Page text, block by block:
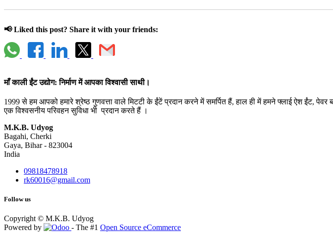
📢 Liked this post? Share it with your friends:
माँ काली ईंट उद्योग: निर्माण में आपका विश्वासी साथी।
1999 से हम आपको हमारे श्रेष्ठ गुणवत्ता वाले मिटटी के ईंटें प्रदान करने में समर्पित हैं, हाल ही में हमने फ्लाई ऐश ईंट,
एक विश्वसनीय परिवहन सुविधा भी प्रदान करते हैं ।
M.K.B. Udyog
Bagahi, Cherki
Gaya, Bihar - 823004
India
09818478918
rk60016@gmail.com
Follow us
Copyright © M.K.B. Udyog
Powered by
- The #1 Open Source eCommerce